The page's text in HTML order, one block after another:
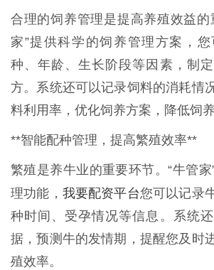
合理的饲养管理是提高养殖效益的
家”提供科学的饲养管理方案，
种、年龄、生长阶段等因素，制
方。系统还可以记录饲料的消耗情
料利用率，优化饲养方案，降低饲养
**智能配种管理，提高繁殖效率**
繁殖是养牛业的重要环节。“牛管
理功能， 我要配资平台您可以记录
种时间、受孕情况等信息。系统
据，预测牛的发情期，提醒您及时
殖效率。